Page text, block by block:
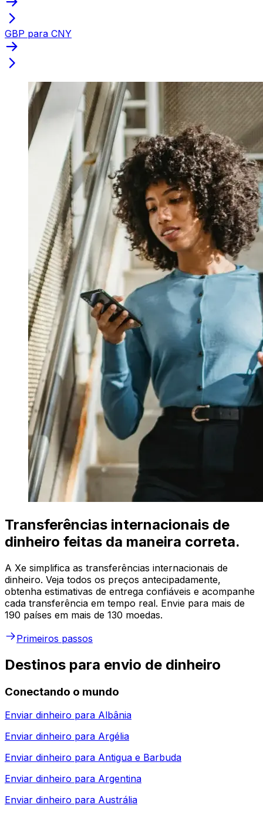
GBP para CNY
Transferências internacionais de
dinheiro feitas da maneira correta.
A Xe simplifica as transferências internacionais de
dinheiro. Veja todos os preços antecipadamente,
obtenha estimativas de entrega confiáveis e acompanhe
cada transferência em tempo real. Envie para mais de
190 países em mais de 130 moedas.
Primeiros passos
Destinos para envio de dinheiro
Conectando o mundo
Enviar dinheiro para Albânia
Enviar dinheiro para Argélia
Enviar dinheiro para Antigua e Barbuda
Enviar dinheiro para Argentina
Enviar dinheiro para Austrália